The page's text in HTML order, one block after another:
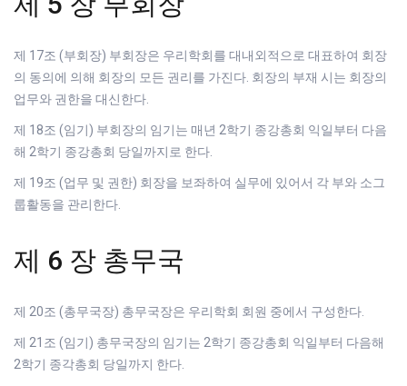
제 17조 (부회장) 부회장은 우리학회를 대내외적으로 대표하여 회장
의 동의에 의해 회장의 모든 권리를 가진다. 회장의 부재 시는 회장의
업무와 권한을 대신한다.
제 18조 (임기) 부회장의 임기는 매년 2학기 종강총회 익일부터 다음
해 2학기 종강총회 당일까지로 한다.
제 19조 (업무 및 권한) 회장을 보좌하여 실무에 있어서 각 부와 소그
룹활동을 관리한다.
제 6 장 총무국
제 20조 (총무국장) 총무국장은 우리학회 회원 중에서 구성한다.
제 21조 (임기) 총무국장의 임기는 2학기 종강총회 익일부터 다음해
2학기 종각총회 당일까지 한다.